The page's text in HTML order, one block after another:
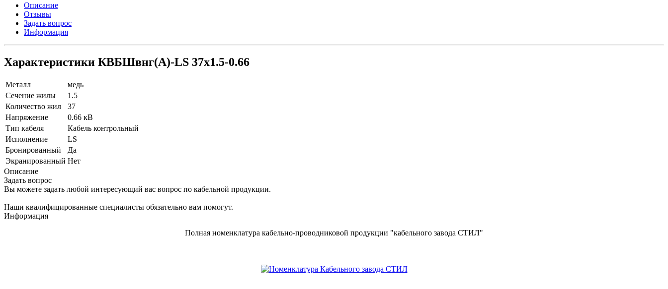
Описание
Отзывы
Задать вопрос
Информация
Характеристики КВБШвнг(A)-LS 37х1.5-0.66
Металл
медь
Сечение жилы
1.5
Количество жил
37
Напряжение
0.66 кВ
Тип кабеля
Кабель контрольный
Исполнение
LS
Бронированный
Да
Экранированный Нет
Описание
Задать вопрос
Вы можете задать любой интересующий вас вопрос по кабельной продукции.
Наши квалифицированные специалисты обязательно вам помогут.
Информация
Полная номенклатура кабельно-проводниковой продукции "кабельного завода СТИЛ"